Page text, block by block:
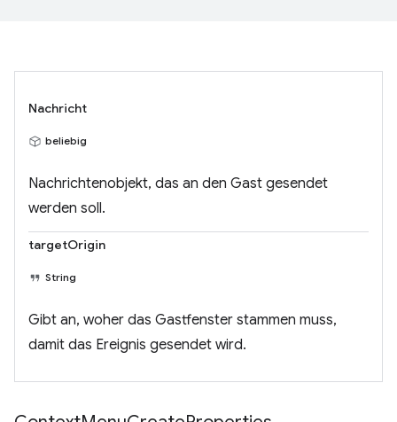
Nachricht
beliebig
Nachrichtenobjekt, das an den Gast gesendet
werden soll.
targetOrigin
String
Gibt an, woher das Gastfenster stammen muss,
damit das Ereignis gesendet wird.